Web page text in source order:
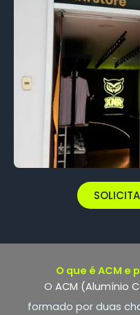
O que é ACM e
O ACM (Alumínio
formado por duas